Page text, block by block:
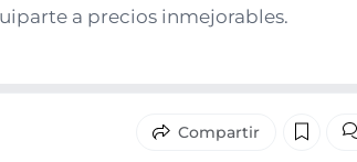
a precios inmejorables.